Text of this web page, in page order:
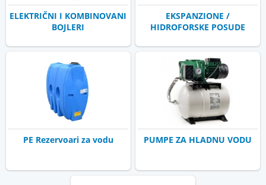
ELEKTRIČNI I KOMBINOVANI
BOJLERI
EKSPANZIONE /
HIDROFORSKE POSUDE
PE Rezervoari za vodu PUMPE ZA HLADNU VODU